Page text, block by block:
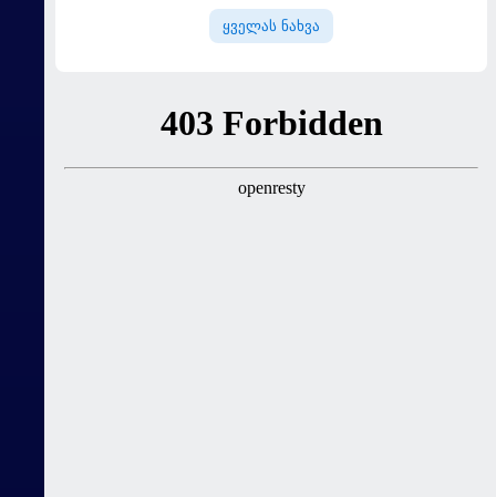
ყველას ნახვა